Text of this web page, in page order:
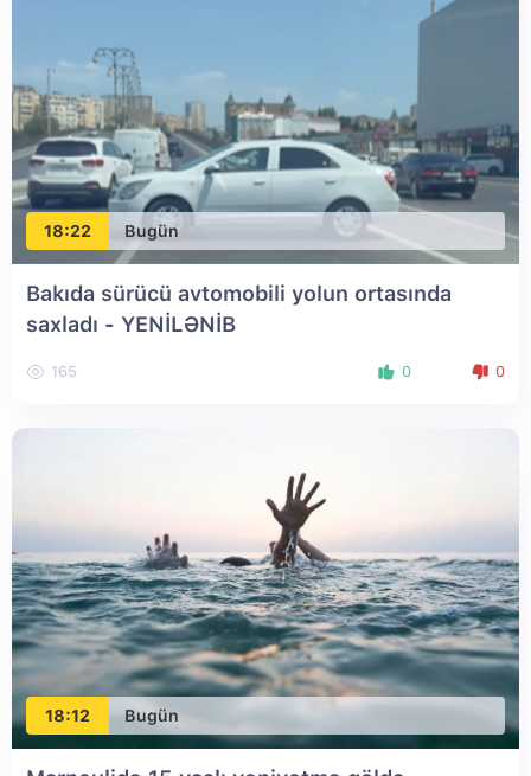
18:22 Bugün
Bakıda sürücü avtomobili yolun ortasında
saxladı - YENİLƏNİB
165 0 0
18:12 Bugün